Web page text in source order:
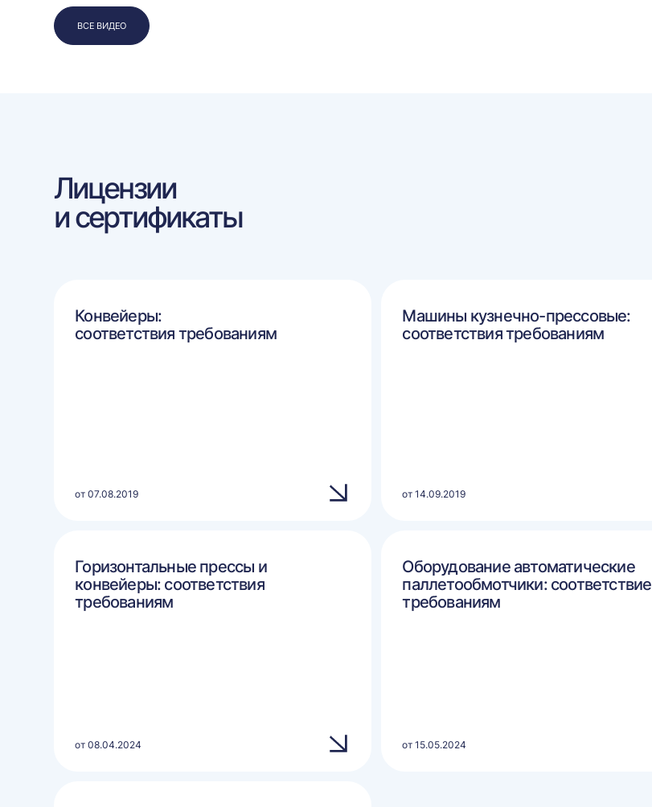
ВСЕ ВИДЕО
Лицензии
и сертификаты
Конвейеры:
соответствия требованиям
от 07.08.2019
Машины кузнечно-прессовые:
соответствия требованиям
от 14.09.2019
Горизонтальные прессы и
конвейеры: соответствия
требованиям
от 08.04.2024
Оборудование автоматические
паллетообмотчики: соответствие
требованиям
от 15.05.2024